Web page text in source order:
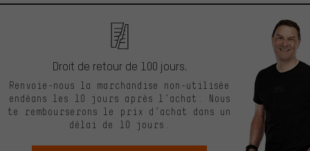
Droit de retour de 100 jours.
Renvoie-nous la marchandise non-utilisée
endéans les 10 jours après l’achat. Nous
te rembourserons le prix d’achat dans un
délai de 10 jours.